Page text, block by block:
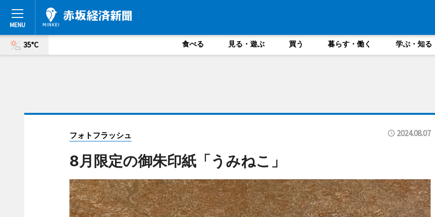
35°C 食べる 見る・遊ぶ 買う 暮らす・働く 学ぶ・知る
フォトフラッシュ 2024.08.07
8月限定の御朱印紙「うみねこ」